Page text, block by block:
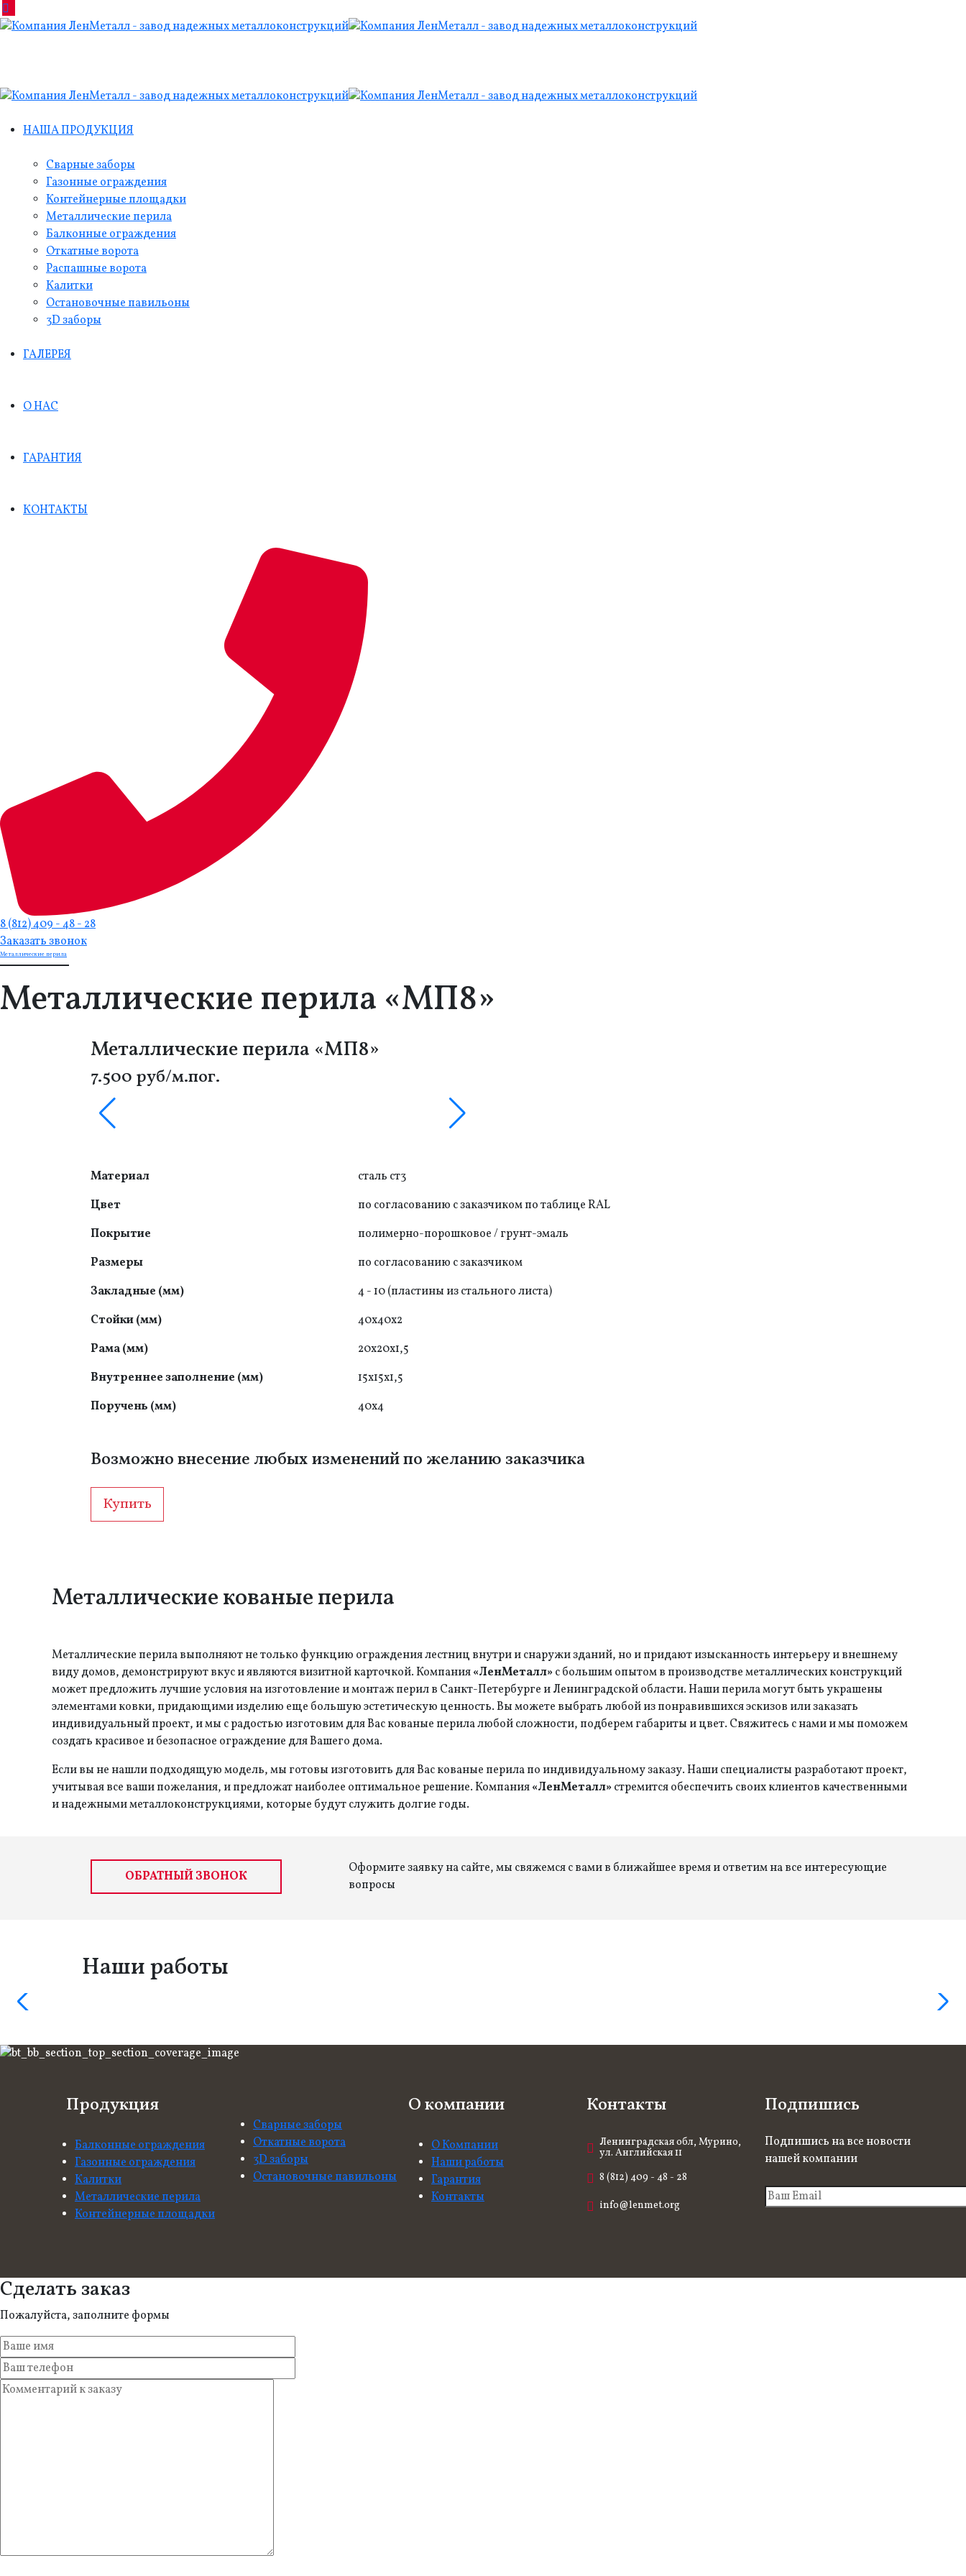
НАША ПРОДУКЦИЯ
Сварные заборы
Газонные ограждения
Контейнерные площадки
Металлические перила
Балконные ограждения
Откатные ворота
Распашные ворота
Калитки
Остановочные павильоны
3D заборы
ГАЛЕРЕЯ
О НАС
ГАРАНТИЯ
КОНТАКТЫ
8 (812) 409 - 48 - 28
Заказать звонок
Металлические перила
Металлические перила «МП8»
Металлические перила «МП8»
7.500 руб/м.пог.
Материал
сталь ст3
Цвет
по согласованию с заказчиком по таблице RAL
Покрытие
полимерно-порошковое / грунт-эмаль
Размеры
по согласованию с заказчиком
Закладные (мм)
4 - 10 (пластины из стального листа)
Стойки (мм)
40x40x2
Рама (мм)
20x20x1,5
Внутреннее заполнение (мм)
15х15х1,5
Поручень (мм)
40x4
Возможно внесение любых изменений по желанию заказчика
Купить
Металлические кованые перила
Металлические перила выполняют не только функцию ограждения лестниц внутри и снаружи зданий, но и придают изысканность интерьеру и внешнему
виду домов, демонстрируют вкус и являются визитной карточкой. Компания«ЛенМеталл»с большим опытом в производстве металлических конструкций
может предложить лучшие условия на изготовление и монтаж перил в Санкт-Петербурге и Ленинградской области. Наши перила могут быть украшены
элементами ковки, придающими изделию еще большую эстетическую ценность. Вы можете выбрать любой из понравившихся эскизов или заказать
индивидуальный проект, и мы с радостью изготовим для Вас кованые перила любой сложности, подберем габариты и цвет. Свяжитесь с нами и мы поможем
создать красивое и безопасное ограждение для Вашего дома.
Если вы не нашли подходящую модель, мы готовы изготовить для Вас кованые перила по индивидуальному заказу. Наши специалисты разработают проект,
учитывая все ваши пожелания, и предложат наиболее оптимальное решение. Компания«ЛенМеталл»стремится обеспечить своих клиентов качественными
и надежными металлоконструкциями, которые будут служить долгие годы.
ОБРАТНЫЙ ЗВОНОК
Оформите заявку на сайте, мы свяжемся с вами в ближайшее время и ответим на все интересующие
вопросы
Наши работы
Продукция
Балконные ограждения
Газонные ограждения
Калитки
Металлические перила
Контейнерные площадки
Сварные заборы
Откатные ворота
3D заборы
Остановочные павильоны
О компании
О Компании
Наши работы
Гарантия
Контакты
Контакты
Ленинградская обл, Мурино,
ул. Английская 11
8 (812) 409 - 48 - 28
info@lenmet.org
Подпишись
Подпишись на все новости
нашей компании
Сделать заказ
Пожалуйста, заполните формы